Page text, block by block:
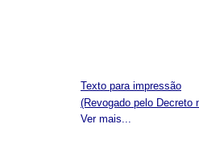
Texto para impressão
Ver mais...
(Revogado pelo